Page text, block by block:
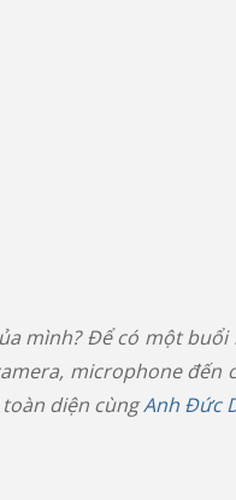
mình? Để có một
microphone
diện cùngAnh Đức